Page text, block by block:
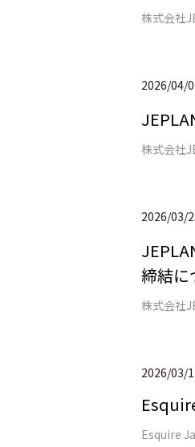
2026/04/
2026/03/
締結に
2026/03/